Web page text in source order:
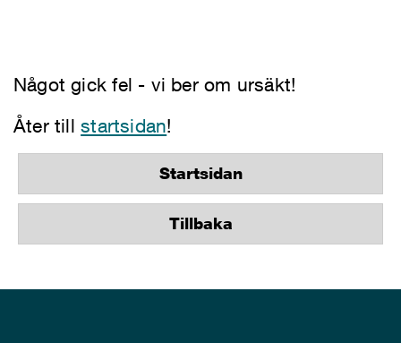
Något gick fel - vi ber om ursäkt!
Åter tillstartsidan!
Startsidan
Tillbaka